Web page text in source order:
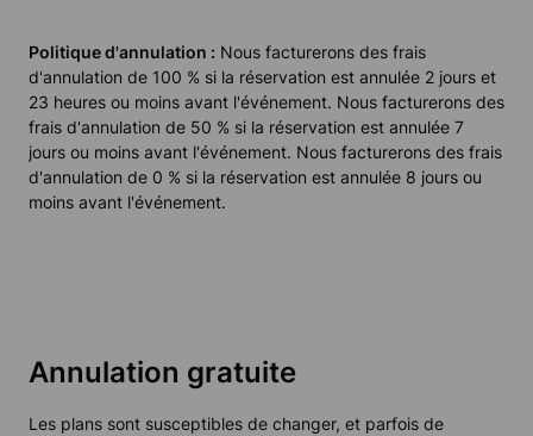
Politique d'annulation : Nous facturerons des frais
d'annulation de 100 % si la réservation est annulée 2 jours et
23 heures ou moins avant l'événement. Nous facturerons des
frais d'annulation de 50 % si la réservation est annulée 7
jours ou moins avant l'événement. Nous facturerons des frais
d'annulation de 0 % si la réservation est annulée 8 jours ou
moins avant l'événement.
Annulation gratuite
Les plans sont susceptibles de changer, et parfois de